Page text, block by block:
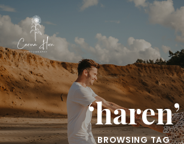
‘haren’
BROWSING TAG